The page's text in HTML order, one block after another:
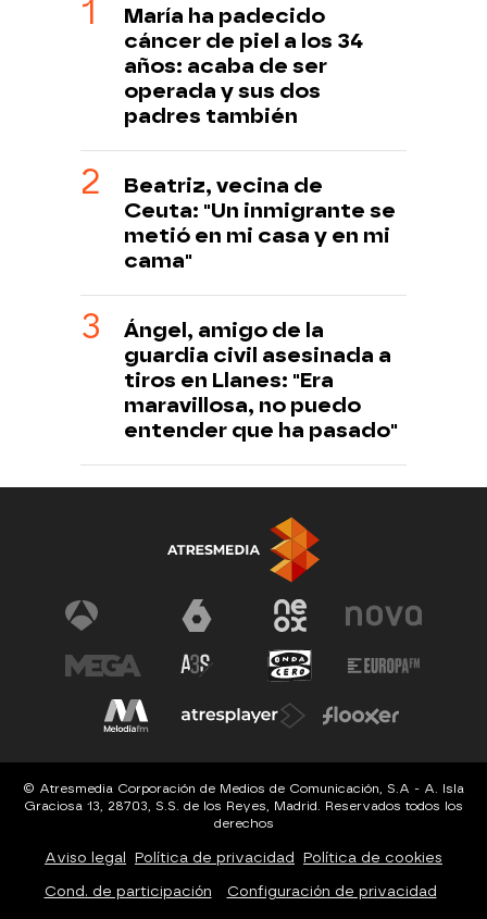
María ha padecido
cáncer de piel a los 34
años: acaba de ser
operada y sus dos
padres también
Beatriz, vecina de
Ceuta: "Un inmigrante se
metió en mi casa y en mi
cama"
Ángel, amigo de la
guardia civil asesinada a
tiros en Llanes: "Era
maravillosa, no puedo
entender que ha pasado"
© Atresmedia Corporación de Medios de Comunicación, S.A - A. Isla
Graciosa 13, 28703, S.S. de los Reyes, Madrid. Reservados todos los
derechos
Aviso legal Política de privacidad Política de cookies
Cond. de participación Configuración de privacidad